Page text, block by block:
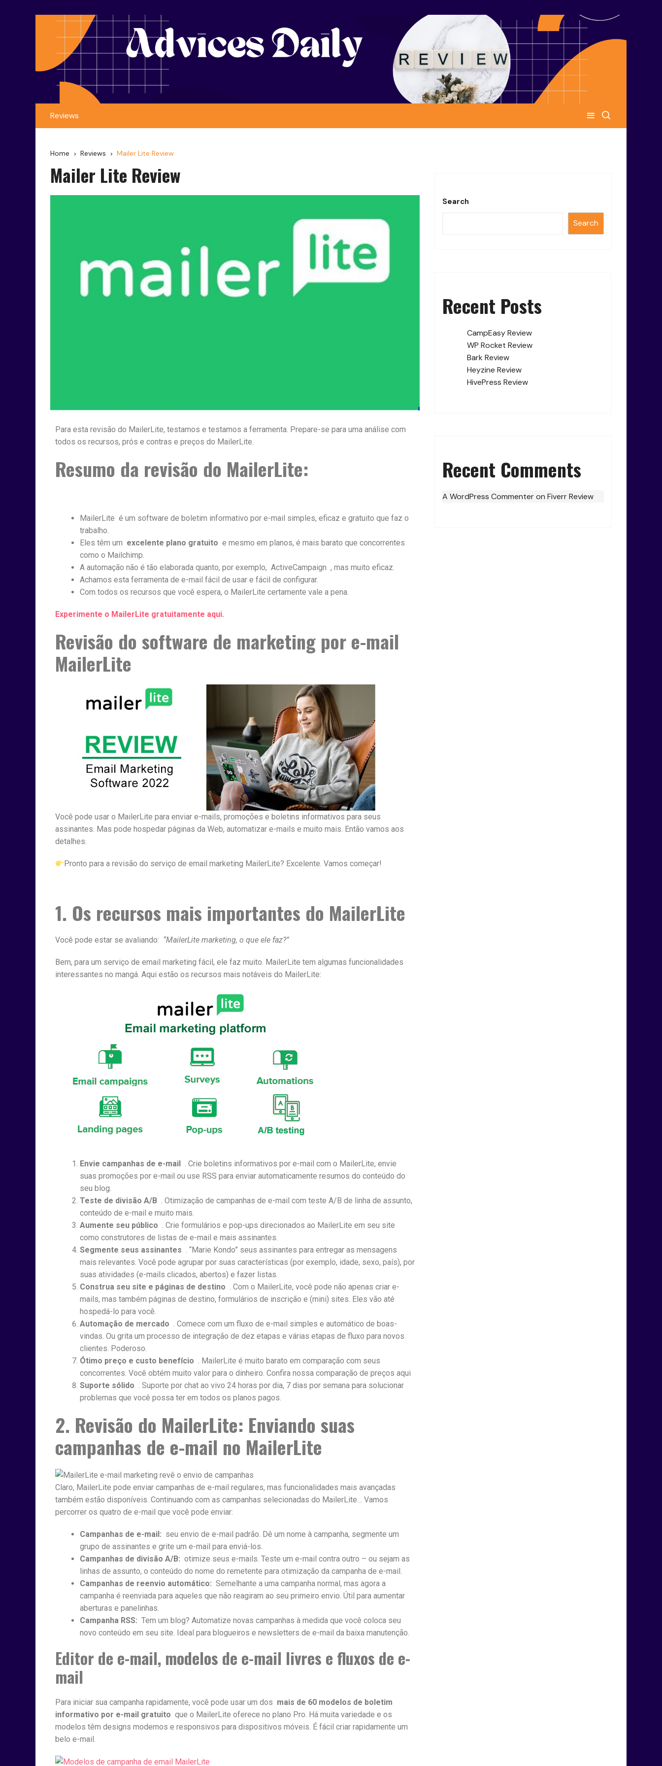
Reviews
Home Reviews Mailer Lite Review
Mailer Lite Review
Para esta revisão do MailerLite, testamos e testamos a ferramenta. Prepare-se para uma análise com
todos os recursos, prós e contras e preços do MailerLite.
Resumo da revisão do MailerLite:
MailerLite é um software de boletim informativo por e-mail simples, eficaz e gratuito que faz o
trabalho.
Eles têm um excelente plano gratuito e mesmo em planos, é mais barato que concorrentes
como o Mailchimp.
A automação não é tão elaborada quanto, por exemplo, ActiveCampaign , mas muito eficaz.
Achamos esta ferramenta de e-mail fácil de usar e fácil de configurar.
Com todos os recursos que você espera, o MailerLite certamente vale a pena.
Experimente o MailerLite gratuitamente aqui.
Revisão do software de marketing por e-mail
MailerLite
Você pode usar o MailerLite para enviar e-mails, promoções e boletins informativos para seus
assinantes. Mas pode hospedar páginas da Web, automatizar e-mails e muito mais. Então vamos aos
detalhes.
Pronto para a revisão do serviço de email marketing MailerLite? Excelente. Vamos começar!
1. Os recursos mais importantes do MailerLite
Você pode estar se avaliando: “MailerLite marketing, o que ele faz?”
Bem, para um serviço de email marketing fácil, ele faz muito. MailerLite tem algumas funcionalidades
interessantes no mangá. Aqui estão os recursos mais notáveis do MailerLite:
Envie campanhas de e-mail
. Crie boletins informativos por e-mail com o MailerLite, envie
suas promoções por e-mail ou use RSS para enviar automaticamente resumos do conteúdo do
seu blog.
Teste de divisão A/B . Otimização de campanhas de e-mail com teste A/B de linha de assunto,
conteúdo de e-mail e muito mais.
Aumente seu público . Crie formulários e pop-ups direcionados ao MailerLite em seu site
como construtores de listas de e-mail e mais assinantes.
Segmente seus assinantes . “Marie Kondo” seus assinantes para entregar as mensagens
mais relevantes. Você pode agrupar por suas características (por exemplo, idade, sexo, país), por
suas atividades (e-mails clicados, abertos) e fazer listas.
Construa seu site e páginas de destino . Com o MailerLite, você pode não apenas criar e-
mails, mas também páginas de destino, formulários de inscrição e (mini) sites. Eles vão até
hospedá-lo para você.
Automação de mercado . Comece com um fluxo de e-mail simples e automático de boas-
vindas. Ou grita um processo de integração de dez etapas e várias etapas de fluxo para novos
clientes. Poderoso.
Ótimo preço e custo benefício . MailerLite é muito barato em comparação com seus
concorrentes. Você obtém muito valor para o dinheiro. Confira nossa comparação de preços aqui
Suporte sólido . Suporte por chat ao vivo 24 horas por dia, 7 dias por semana para solucionar
problemas que você possa ter em todos os planos pagos.
2. Revisão do MailerLite: Enviando suas
campanhas de e-mail no MailerLite
Claro, MailerLite pode enviar campanhas de e-mail regulares, mas funcionalidades mais avançadas
também estão disponíveis. Continuando com as campanhas selecionadas do MailerLite… Vamos
percorrer os quatro de e-mail que você pode enviar:
Campanhas de e-mail: seu envio de e-mail padrão. Dê um nome à campanha, segmente um
grupo de assinantes e grite um e-mail para enviá-los.
Campanhas de divisão A/B: otimize seus e-mails. Teste um e-mail contra outro – ou sejam as
linhas de assunto, o conteúdo do nome do remetente para otimização da campanha de e-mail.
Campanhas de reenvio automático: Semelhante a uma campanha normal, mas agora a
campanha é reenviada para aqueles que não reagiram ao seu primeiro envio. Útil para aumentar
aberturas e panelinhas.
Campanha RSS: Tem um blog? Automatize novas campanhas à medida que você coloca seu
novo conteúdo em seu site. Ideal para blogueiros e newsletters de e-mail da baixa manutenção.
Editor de e-mail, modelos de e-mail livres e fluxos de e-
mail
Para iniciar sua campanha rapidamente, você pode usar um dos mais de 60 modelos de boletim
informativo por e-mail gratuito que o MailerLite oferece no plano Pro. Há muita variedade e os
modelos têm designs modernos e responsivos para dispositivos móveis. É fácil criar rapidamente um
belo e-mail.
Search
Search
Recent Posts
CampEasy Review
WP Rocket Review
Bark Review
Heyzine Review
HivePress Review
Recent Comments
A WordPress Commenteron Fiverr Review